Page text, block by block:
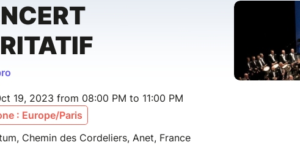
19, 2023 from 08:00 PM to 11:00 PM
: Europe/Paris
Chemin des Cordeliers, Anet, France